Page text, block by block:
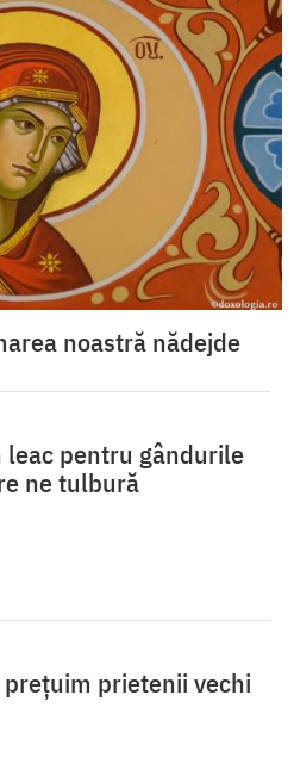
noastră nădejde
leac pentru gândurile
ne tulbură
prețuim prietenii vechi